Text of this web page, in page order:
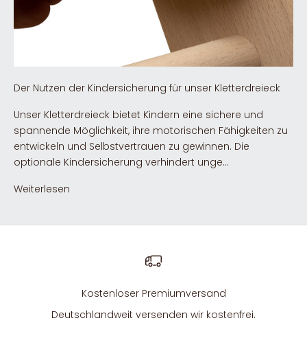
Der Nutzen der Kindersicherung für unser Kletterdreieck
Unser Kletterdreieck bietet Kindern eine sichere und
spannende Möglichkeit, ihre motorischen Fähigkeiten zu
entwickeln und Selbstvertrauen zu gewinnen. Die
optionale Kindersicherung verhindert unge...
Weiterlesen
Kostenloser Premiumversand
Deutschlandweit versenden wir kostenfrei.